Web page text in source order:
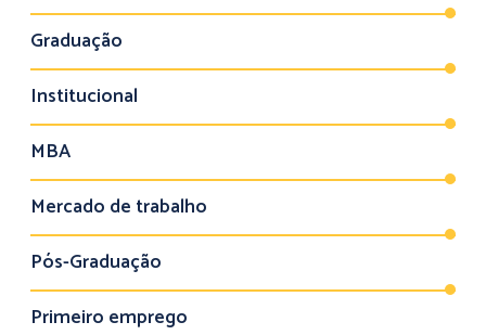
Graduação
Institucional
MBA
Mercado de trabalho
Pós-Graduação
Primeiro emprego